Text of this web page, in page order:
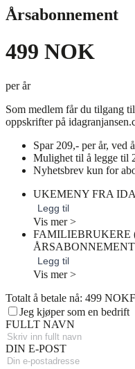
Årsabonnement
499 NOK
per år
Som medlem får du tilgang
oppskrifter på
Spar 209,- per år, ved
Mulighet til å legge til
Nyhetsbrev kun for
UKEMENY FRA
Legg til
Vis mer >
FAMILIEBRUKERE
Legg til
Vis mer >
Totalt å betale nå: 499 NOK
Jeg kjøper som en bedrift
FULLT NAVN
DIN E-POST